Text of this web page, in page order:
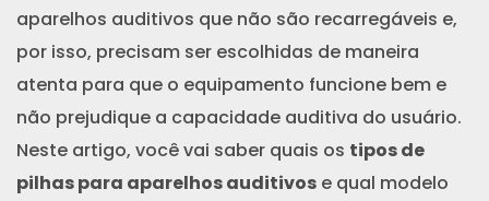
aparelhos auditivos que não são recarregáveis e,
por isso, precisam ser escolhidas de maneira
atenta para que o equipamento funcione bem e
não prejudique a capacidade auditiva do usuário.
Neste artigo, você vai saber quais os tipos de
pilhas para aparelhos auditivos e qual modelo